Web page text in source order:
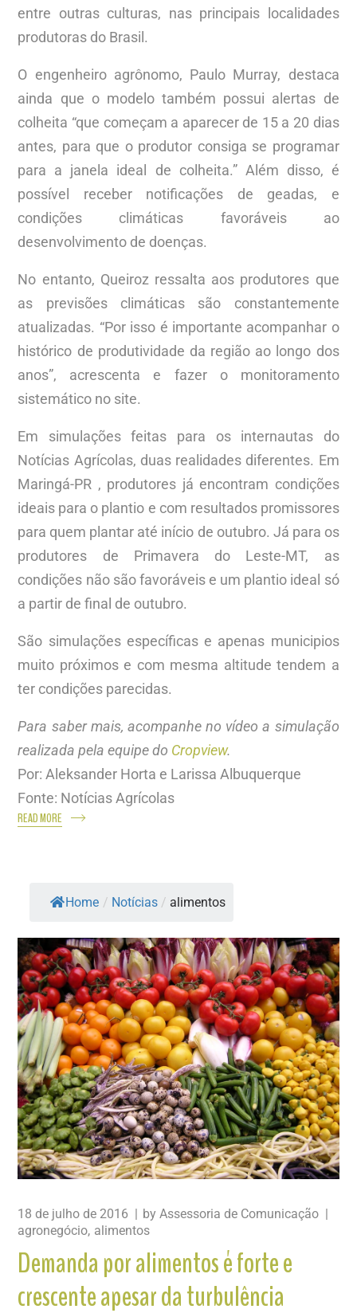
entre outras culturas, nas principais localidades
produtoras do Brasil.
O engenheiro agrônomo, Paulo Murray, destaca
ainda que o modelo também possui alertas de
colheita “que começam a aparecer de 15 a 20 dias
antes, para que o produtor consiga se programar
para a janela ideal de colheita.” Além disso, é
possível receber notificações de geadas, e
condições climáticas favoráveis ao
desenvolvimento de doenças.
No entanto, Queiroz ressalta aos produtores que
as previsões climáticas são constantemente
atualizadas. “Por isso é importante acompanhar o
histórico de produtividade da região ao longo dos
anos”, acrescenta e fazer o monitoramento
sistemático no site.
Em simulações feitas para os internautas do
Notícias Agrícolas, duas realidades diferentes. Em
Maringá-PR , produtores já encontram condições
ideais para o plantio e com resultados promissores
para quem plantar até início de outubro. Já para os
produtores de Primavera do Leste-MT, as
condições não são favoráveis e um plantio ideal só
a partir de final de outubro.
São simulações específicas e apenas municipios
muito próximos e com mesma altitude tendem a
ter condições parecidas.
Para saber mais, acompanhe no vídeo a simulação
realizada pela equipe do Cropview.
Por: Aleksander Horta e Larissa Albuquerque
Fonte: Notícias Agrícolas
READ MORE
Home / Notícias / alimentos
18 de julho de 2016 byAssessoria de Comunicação
agronegócio alimentos
Demanda por alimentos é forte e
crescente apesar da turbulência